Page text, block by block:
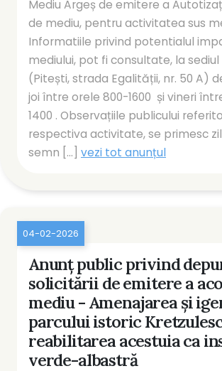
Mediu Argeș de emitere a
de mediu, pentru activitatea sus
Informatiile privind potentialul
mediului, pot fi consultate, la sediul
(Pitești, strada Egalității, nr. 50 A)
joi între orele 800-1600 și vineri
1400 . Observațiile publicului
respectiva activitate, se primesc
semn [...] vezi tot anunțul
04-02-2026
Anunț public privind
solicitării de emitere a
mediu - Amenajarea și
parcului istoric
reabilitarea acestuia ca
verde-albastră